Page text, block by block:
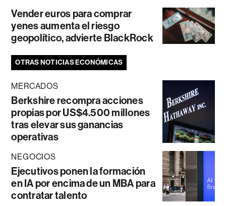
Vender euros para comprar
yenes aumenta el riesgo
geopolítico, advierte BlackRock
OTRAS NOTICIAS ECONÓMICAS
MERCADOS
Berkshire recompra acciones
propias por US$4.500 millones
tras elevar sus ganancias
operativas
NEGOCIOS
Ejecutivos ponen la formación
en IA por encima de un MBA para
contratar talento